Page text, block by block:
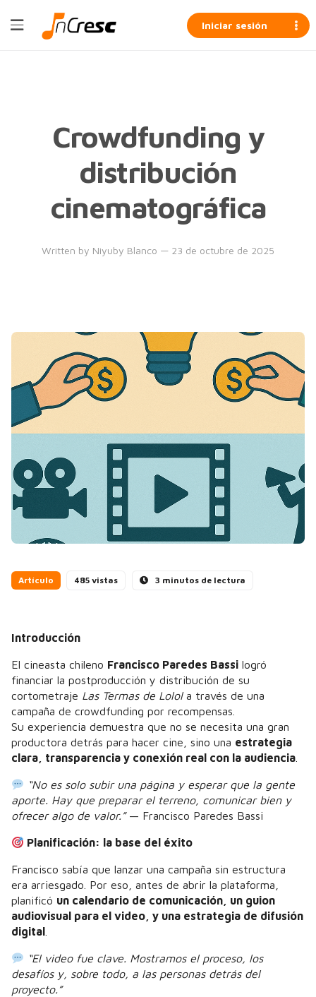
Iniciar sesión
Crowdfunding y
distribución
cinematográfica
Written by Niyuby Blanco — 23 de octubre de 2025
Artículo 485 vistas 3 minutos de lectura
Introducción
El cineasta chileno Francisco Paredes Bassi logró
financiar la postproducción y distribución de su
cortometraje Las Termas de Lolola través de una
campaña de crowdfunding por recompensas.
Su experiencia demuestra que no se necesita una gran
productora detrás para hacer cine, sino una estrategia
clara, transparencia y conexión real con la audiencia
“No es solo subir una página y esperar que la gente
aporte. Hay que preparar el terreno, comunicar bien y
ofrecer algo de valor.”— Francisco Paredes Bassi
Planificación: la base del éxito
Francisco sabía que lanzar una campaña sin estructura
era arriesgado. Por eso, antes de abrir la plataforma,
planificó un calendario de comunicación, un guion
audiovisual para el video, y una estrategia de difusión
digital
“El video fue clave. Mostramos el proceso, los
desafíos y, sobre todo, a las personas detrás del
proyecto.”